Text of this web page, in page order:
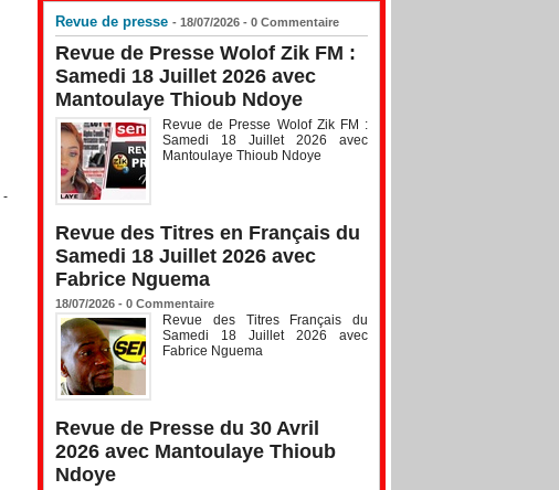
-
Revue de presse - 18/07/2026 - 0 Commentaire
Revue de Presse Wolof Zik FM :
Samedi 18 Juillet 2026 avec
Mantoulaye Thioub Ndoye
Revue de Presse Wolof Zik FM :
Samedi 18 Juillet 2026 avec
Mantoulaye Thioub Ndoye
Revue des Titres en Français du
Samedi 18 Juillet 2026 avec
Fabrice Nguema
18/07/2026 - 0 Commentaire
Revue des Titres Français du
Samedi 18 Juillet 2026 avec
Fabrice Nguema
Revue de Presse du 30 Avril
2026 avec Mantoulaye Thioub
Ndoye